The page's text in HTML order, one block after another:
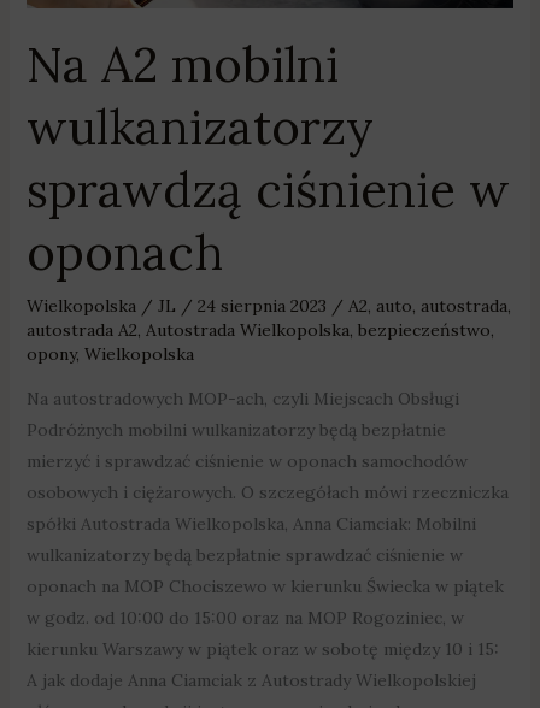
Na A2 mobilni
wulkanizatorzy
sprawdzą ciśnienie w
oponach
Wielkopolska / JL / 24 sierpnia 2023 / A2 auto autostrada
autostrada A2 Autostrada Wielkopolska bezpieczeństwo
opony, Wielkopolska
Na autostradowych MOP-ach, czyli Miejscach Obsługi
Podróżnych mobilni wulkanizatorzy będą bezpłatnie
mierzyć i sprawdzać ciśnienie w oponach samochodów
osobowych i ciężarowych. O szczegółach mówi rzeczniczka
spółki Autostrada Wielkopolska, Anna Ciamciak: Mobilni
wulkanizatorzy będą bezpłatnie sprawdzać ciśnienie w
oponach na MOP Chociszewo w kierunku Świecka w piątek
w godz. od 10:00 do 15:00 oraz na MOP Rogoziniec, w
kierunku Warszawy w piątek oraz w sobotę między 10 i 15:
A jak dodaje Anna Ciamciak z Autostrady Wielkopolskiej